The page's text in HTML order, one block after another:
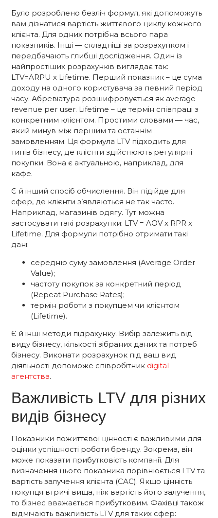
Було розроблено безліч формул, які допоможуть
вам дізнатися вартість життєвого циклу кожного
клієнта. Для одних потрібна всього пара
показників. Інші — складніші за розрахунком і
передбачають глибші дослідження. Один із
найпростіших розрахунків виглядає так:
LTV=ARPU х Lifetime. Перший показник – це сума
доходу на одного користувача за певний період
часу. Абревіатура розшифровується як average
revenue per user. Lifetime – це термін співпраці з
конкретним клієнтом. Простими словами — час,
який минув між першим та останнім
замовленням. Ця формула LTV підходить для
типів бізнесу, де клієнти здійснюють регулярні
покупки. Вона є актуальною, наприклад, для
кафе.
Є й інший спосіб обчислення. Він підійде для
сфер, де клієнти з’являються не так часто.
Наприклад, магазинів одягу. Тут можна
застосувати такі розрахунки: LTV = AOV x RPR x
Lifetime. Для формули потрібно отримати такі
дані:
середню суму замовлення (Average Order
Value);
частоту покупок за конкретний період
(Repeat Purchase Rates);
термін роботи з покупцем чи клієнтом
(Lifetime).
Є й інші методи підрахунку. Вибір залежить від
виду бізнесу, кількості зібраних даних та потреб
бізнесу. Виконати розрахунок під ваш вид
діяльності допоможе співробітник digital
агентства.
Важливість LTV для різних
видів бізнесу
Показники пожиттєвої цінності є важливими для
оцінки успішності роботи бренду. Зокрема, він
може показати прибутковість компанії. Для
визначення цього показника порівнюється LTV та
вартість залучення клієнта (CAC). Якщо цінність
покупця втричі вища, ніж вартість його залучення,
то бізнес вважається прибутковим. Фахівці також
відмічають важливість LTV для таких сфер: